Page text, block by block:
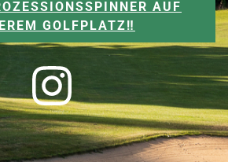
AUF
GOLFPLATZ‼️